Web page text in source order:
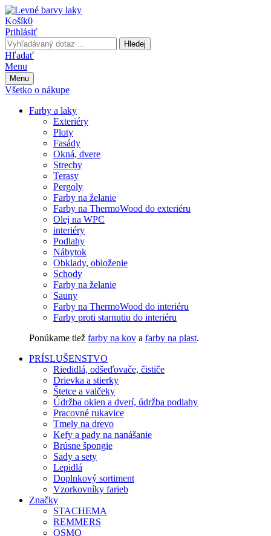
Košík0
Prihlásiť
Hledej
Hľadať
Menu
Menu
Všetko o nákupe
Farby a laky
Exteriéry
Ploty
Fasády
Okná, dvere
Strechy
Terasy
Pergoly
Farby na želanie
Farby na ThermoWood do exteriéru
Olej na WPC
interiéry
Podlahy
Nábytok
Obklady, obloženie
Schody
Farby na želanie
Sauny
Farby na ThermoWood do interiéru
Farby proti starnutiu do interiéru
Ponúkame tiež farby na kov a farby na plast.
PRÍSLUŠENSTVO
Riedidlá, odšeďovače, čističe
Drievka a stierky
Štetce a valčeky
Údržba okien a dverí, údržba podlahy
Pracovné rukavice
Tmely na drevo
Kefy a pady na nanášanie
Brúsne špongie
Sady a sety
Lepidlá
Doplnkový sortiment
Vzorkovníky farieb
Značky
STACHEMA
REMMERS
OSMO